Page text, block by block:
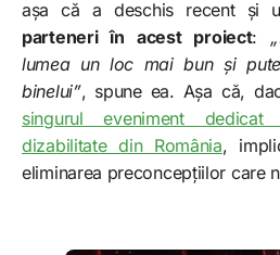
așa că a deschis recent și
parteneri în acest proiect:
lumea un loc mai bun și
binelui”, spune ea. Așa că,
singurul eveniment
dizabilitate din România,
eliminarea preconcepțiilor care